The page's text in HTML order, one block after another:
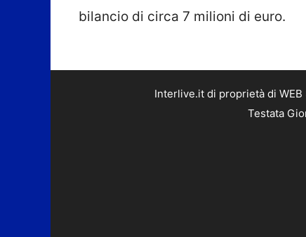
bilancio di circa 7 milioni di euro.
Interlive.it di proprietà di WEB
Testata